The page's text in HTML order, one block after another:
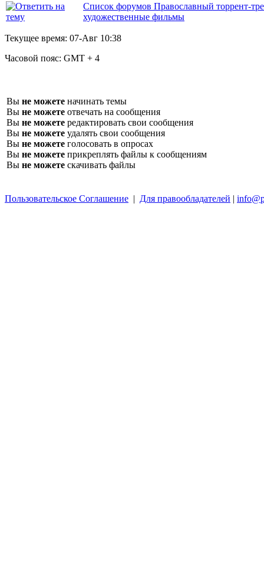
Список форумов Православный торрент-
художественные фильмы
Текущее время: 07-Авг 10:38
Часовой пояс: GMT + 4
Вы не можете начинать темы
Вы не можете отвечать на сообщения
Вы не можете редактировать свои сообщения
Вы не можете удалять свои сообщения
Вы не можете голосовать в опросах
Вы не можете прикреплять файлы к сообщениям
Вы не можете скачивать файлы
Пользовательское Соглашение | Для правообладателей |